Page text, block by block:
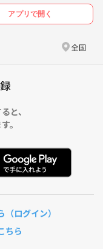
アプリで開く
全国
と、
。
ログイン）
ちら